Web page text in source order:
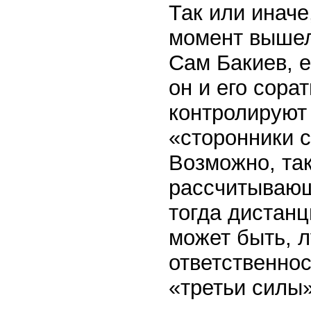
Так или
момент
Сам Бакиев,
он и его
«сторонники
Возможно,
тогда
может быть,
«третьи